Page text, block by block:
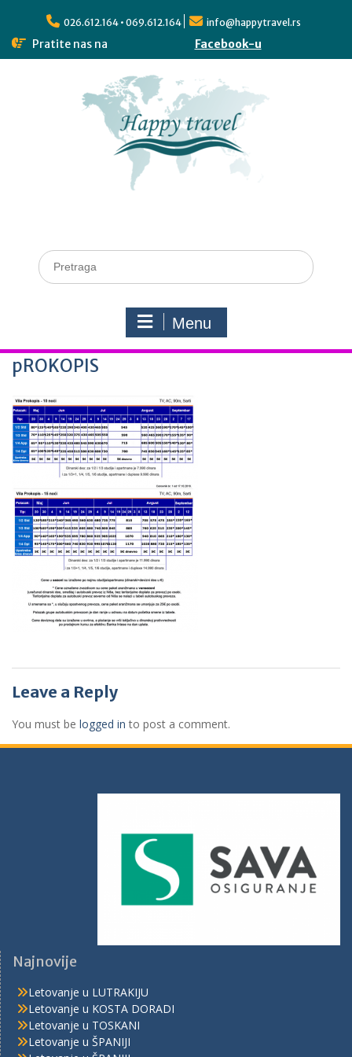
026.612.164 • 069.612.164 info@happytravel.rs
Pratite nas na Facebook-u
Menu
pROKOPIS
Leave a Reply
You must be logged in to post a comment.
Najnovije
Letovanje u LUTRAKIJU
Letovanje u KOSTA DORADI
Letovanje u TOSKANI
Letovanje u ŠPANIJI